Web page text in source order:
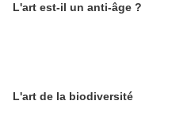
L'art est-il un anti-âge ?
L'art de la biodiversité